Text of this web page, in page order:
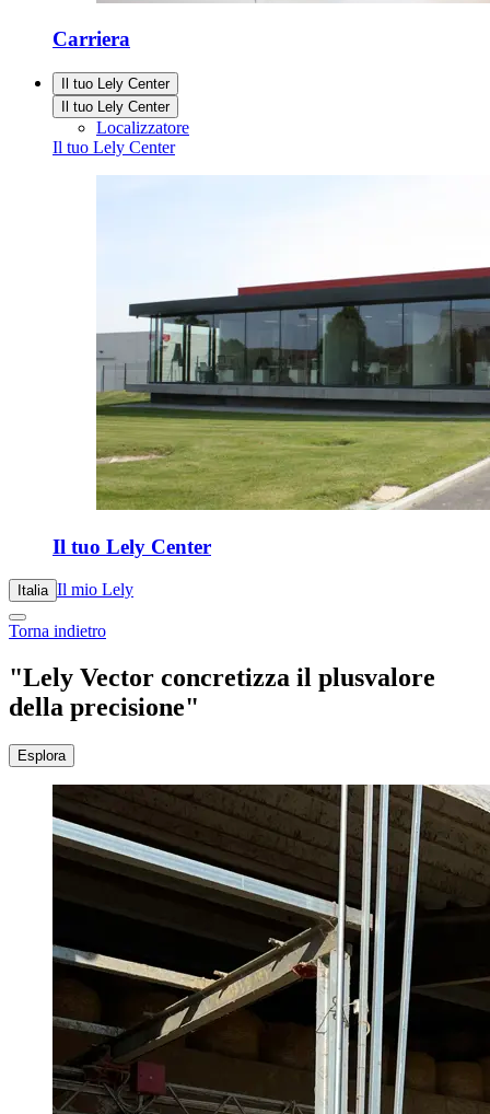
Carriera
Il tuo Lely Center
Il tuo Lely Center
Localizzatore
Il tuo Lely Center
Il tuo Lely Center
Italia Il mio Lely
Torna indietro
"Lely Vector concretizza il plusvalore
della precisione"
Esplora